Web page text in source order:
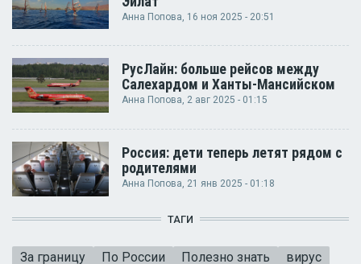
Анна Попова, 16 ноя 2025 - 20:51
РусЛайн: больше рейсов между
Салехардом и Ханты-Мансийском
Анна Попова, 2 авг 2025 - 01:15
Россия: дети теперь летят рядом с
родителями
Анна Попова, 21 янв 2025 - 01:18
ТАГИ
За границу По России Полезно знать
вирус